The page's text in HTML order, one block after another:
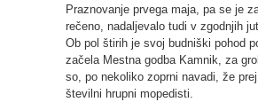
Praznovanje prvega maja, pa se je
rečeno, nadaljevalo tudi v zgodnjih
Ob pol štirih je svoj budniški pohod
začela Mestna godba Kamnik, za
so, po nekoliko zoprni navadi, že
številni hrupni mopedisti.